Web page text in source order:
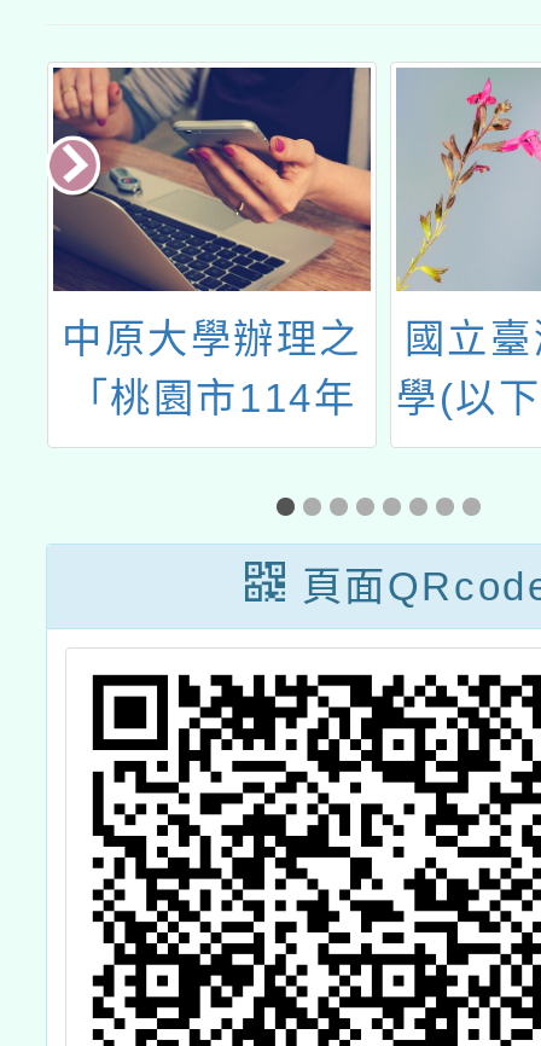
中原大學辦理之
「桃園市114年
度兒童課後照顧
服務人員180小
時專業訓練課
程」
國立
學(以
大)化
「國
域美
頁面